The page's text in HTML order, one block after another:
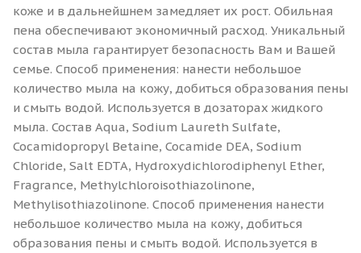
коже и в дальнейшнем замедляет их рост. Обильная
пена обеспечивают экономичный расход. Уникальный
состав мыла гарантирует безопасность Вам и Вашей
семье. Способ применения: нанести небольшое
количество мыла на кожу, добиться образования пены
и смыть водой. Используется в дозаторах жидкого
мыла. Состав Aqua, Sodium Laureth Sulfate,
Cocamidopropyl Betaine, Cocamide DEA, Sodium
Chloride, Salt EDTA, Hydroxydichlorodiphenyl Ether,
Fragrance, Methylchloroisothiazolinone,
Methylisothiazolinone. Способ применения нанести
небольшое количество мыла на кожу, добиться
образования пены и смыть водой. Используется в